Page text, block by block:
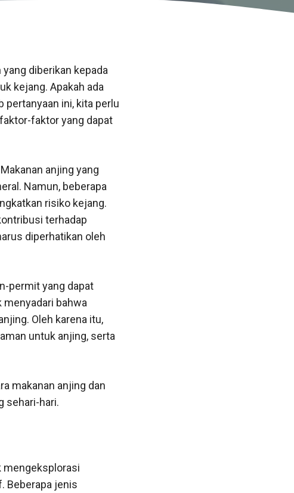
diberikan kepada
kejang. Apakah ada
pertanyaan ini, kita perlu
faktor yang dapat
anjing yang
Namun, beberapa
risiko kejang.
terhadap
diperhatikan oleh
permit yang dapat
bahwa
Oleh karena itu,
untuk anjing, serta
makanan anjing dan
sehari-hari.
mengeksplorasi
Beberapa jenis